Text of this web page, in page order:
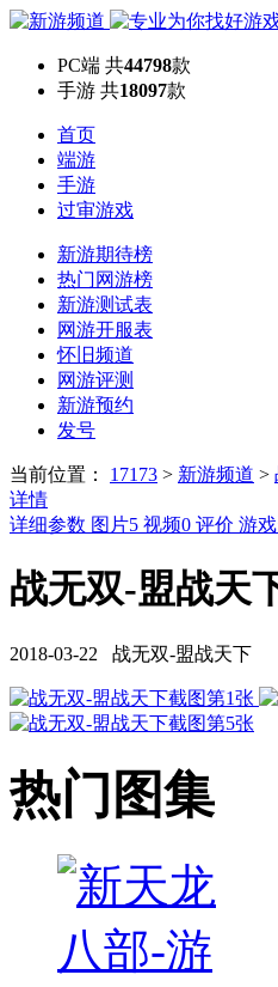
PC端 共44798款
手游 共18097款
首页
端游
手游
过审游戏
新游期待榜
热门网游榜
新游测试表
网游开服表
怀旧频道
网游评测
新游预约
发号
当前位置： 17173 > 新游频道 >
详情
详细参数 图片5 视频0 评价 游
战无双-盟战天
2018-03-22 战无双-盟战天下
热门图集